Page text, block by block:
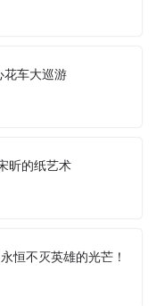
花车大巡游
昕的纸艺术
恒不灭英雄的光芒！